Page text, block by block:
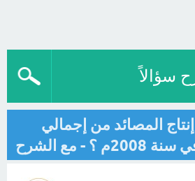
سؤالاً
المصائد من إجمالي
؟ - مع الشرح